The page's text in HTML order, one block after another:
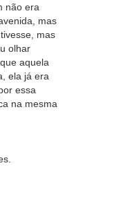
não era
mas
mas
olhar
aquela
ela já era
essa
na mesma